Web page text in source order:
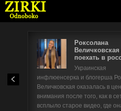
Роксолана
Величковская
поехать в
Украинская
инфлюенсерка и блогерша
Величковская оказалась в
внимания после того, как в
всплыло старое видео, где